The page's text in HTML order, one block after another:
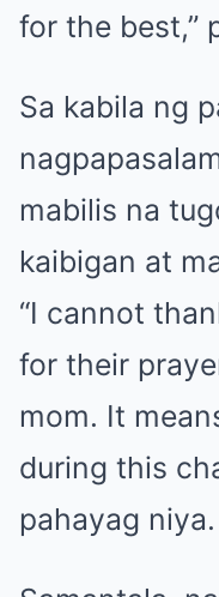
for the best,”
Sa kabila ng
mabilis na
kaibigan at
“I cannot
for their
mom. It
during this
pahayag niya.